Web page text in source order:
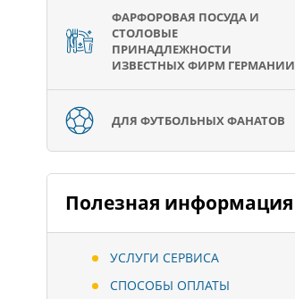
ФАРФОРОВАЯ ПОСУДА И
СТОЛОВЫЕ
ПРИНАДЛЕЖНОСТИ
ИЗВЕСТНЫХ ФИРМ ГЕРМАНИИ
ДЛЯ ФУТБОЛЬНЫХ ФАНАТОВ
Полезная информация
УСЛУГИ СЕРВИСА
СПОСОБЫ ОПЛАТЫ